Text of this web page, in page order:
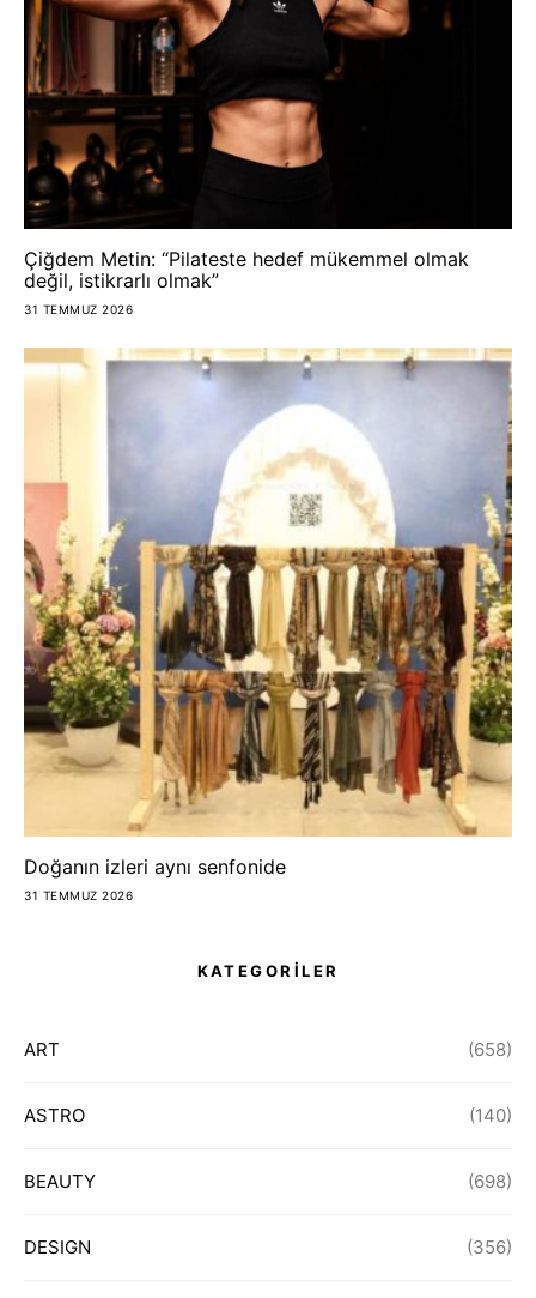
Çiğdem Metin: “Pilateste hedef mükemmel olmak
değil, istikrarlı olmak”
31 TEMMUZ 2026
Doğanın izleri aynı senfonide
31 TEMMUZ 2026
KATEGORİLER
ART (658)
ASTRO (140)
BEAUTY (698)
DESIGN (356)